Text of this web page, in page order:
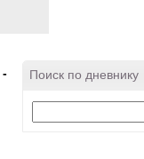
- Поиск по дневнику